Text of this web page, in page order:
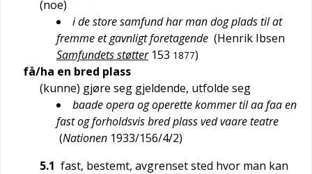
(noe)
i de store samfund har man dog plads til at
fremme et gavnligt foretagende (Henrik Ibsen
Samfundets støtter 153 1877)
få/ha en bred plass
(kunne) gjøre seg gjeldende, utfolde seg
baade opera og operette kommer til aa faa en
fast og forholdsvis bred plass ved vaare teatre
(Nationen 1933/156/4/2)
5.1 fast, bestemt, avgrenset sted hvor man kan